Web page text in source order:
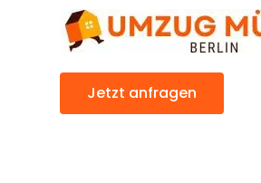
Jetzt anfragen